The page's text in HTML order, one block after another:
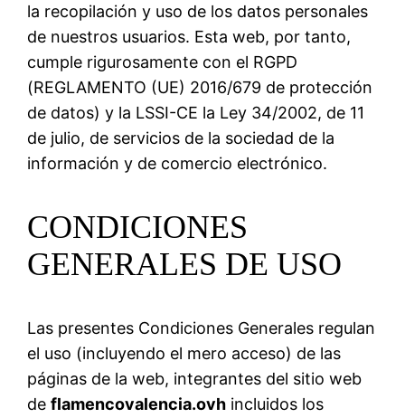
la recopilación y uso de los datos personales
de nuestros usuarios. Esta web, por tanto,
cumple rigurosamente con el RGPD
(REGLAMENTO (UE) 2016/679 de protección
de datos) y la LSSI-CE la Ley 34/2002, de 11
de julio, de servicios de la sociedad de la
información y de comercio electrónico.
CONDICIONES
GENERALES DE USO
Las presentes Condiciones Generales regulan
el uso (incluyendo el mero acceso) de las
páginas de la web, integrantes del sitio web
deflamencovalencia.ovh incluidos los